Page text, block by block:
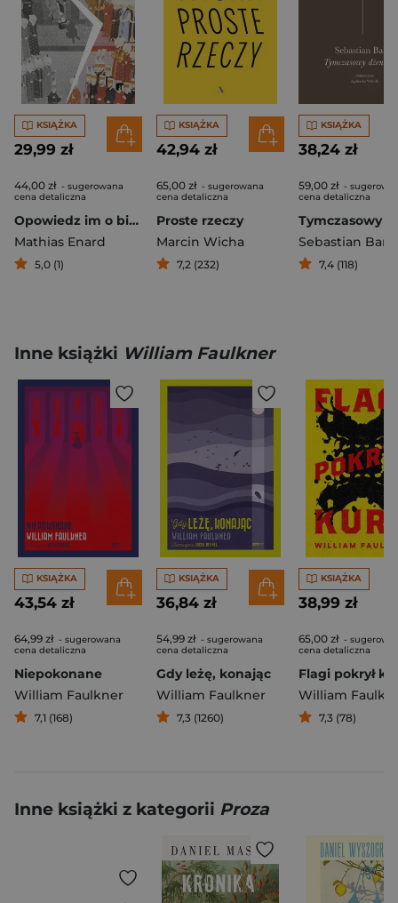
KSIĄŻKA
29,99 zł
44,00 zł - sugerowana
cena detaliczna
Opowiedz im o bitwach, królach i słoniach
Mathias Enard
5,0 (1)
KSIĄŻKA
42,94 zł
65,00 zł - sugerowana
cena detaliczna
Proste rzeczy
Marcin Wicha
7,2 (232)
KSIĄŻKA
38,24 zł
59,00 zł -
cena detaliczna
Sebastian
7,4 (118)
Inne książki William Faulkner
KSIĄŻKA
43,54 zł
64,99 zł - sugerowana
cena detaliczna
Niepokonane
William Faulkner
7,1 (168)
KSIĄŻKA
36,84 zł
54,99 zł - sugerowana
cena detaliczna
Gdy leżę, konając
William Faulkner
7,3 (1260)
KSIĄŻKA
38,99 zł
65,00 zł -
cena detaliczna
Flagi pokrył
William
7,3 (78)
Inne książki z kategorii Proza